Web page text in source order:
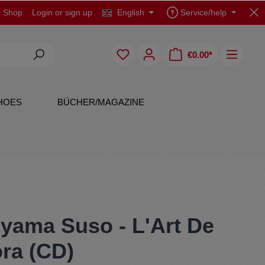
Shop Login or sign up English Service/help
€0.00*
BÜCHER/MAGAZINE
Suso - L'Art De
(CD)